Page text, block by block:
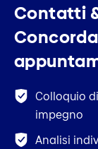
Contatti
Colloquio
impegno
Analisi